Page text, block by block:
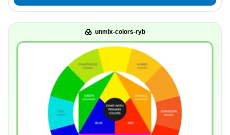
unmix-colors-ryb